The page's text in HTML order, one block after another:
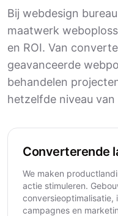
Bij webdesign
maatwerk
en ROI. Van
geavanceerde
behandelen
hetzelfde niveau
Converterende
We maken
actie stimuleren.
conversieoptimalisatie,
campagnes en